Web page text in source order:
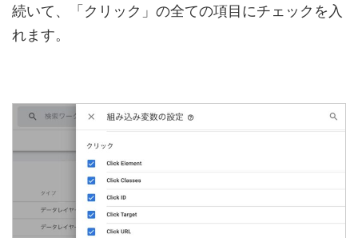
続いて、「クリック」の全ての項目にチェックを入
れます。